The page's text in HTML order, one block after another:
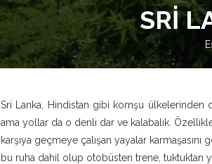
SRI
Sri Lanka, Hindistan gibi komşu
ama yollar da o denli dar ve kalabalık.
karşıya geçmeye çalışan yayalar
bu ruha dahil olup otobüsten trene, tuktuktan